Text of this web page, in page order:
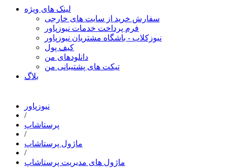
لینک های ویژه
سفارش خرید از سایت های خارجی
فرم پرداخت خدمات نیوزپاور
نیوزکلاب - باشگاه مشتریان نیوزپاور
کیف پول
دانلودهای من
تیکت های پشتیبانی من
بلاگ
نیوزپاور
/
پرستاشاپ
/
ماژول پرستاشاپ
/
ماژول های مدیریت پرستاشاپ